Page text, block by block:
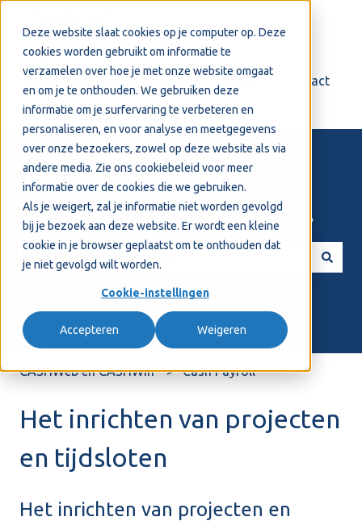
Deze website slaat cookies op je computer op. Deze
cookies worden gebruikt om informatie te
verzamelen over hoe je met onze website omgaat
en om je te onthouden. We gebruiken deze
informatie om je surfervaring te verbeteren en
personaliseren, en voor analyse en meetgegevens
over onze bezoekers, zowel op deze website als via
andere media. Zie ons cookiebeleid voor meer
informatie over de cookies die we gebruiken.
Als je weigert, zal je informatie niet worden gevolgd
bij je bezoek aan deze website. Er wordt een kleine
cookie in je browser geplaatst om te onthouden dat
je niet gevolgd wilt worden.
Cookie-instellingen
Accepteren Weigeren
Support Contact
Welkom! Hoe kunnen we je helpen?
CASHWeb en CASHWin Cash Payroll
Het inrichten van projecten
en tijdsloten
Het inrichten van projecten en